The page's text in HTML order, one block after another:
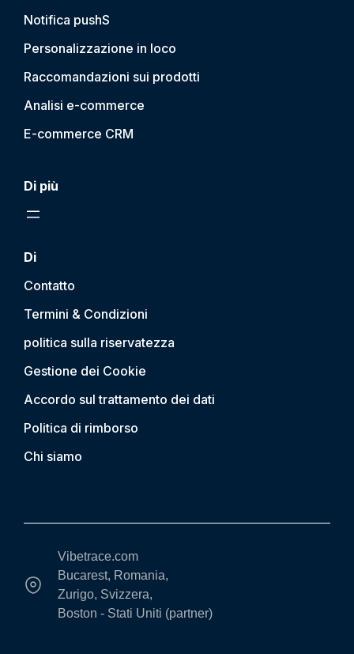
Notifica pushS
Personalizzazione in loco
Raccomandazioni sui prodotti
Analisi e-commerce
E-commerce CRM
Di più
Di
Contatto
Termini & Condizioni
politica sulla riservatezza
Gestione dei Cookie
Accordo sul trattamento dei dati
Politica di rimborso
Chi siamo
Vibetrace.com
Bucarest, Romania,
Zurigo, Svizzera,
Boston - Stati Uniti (partner)